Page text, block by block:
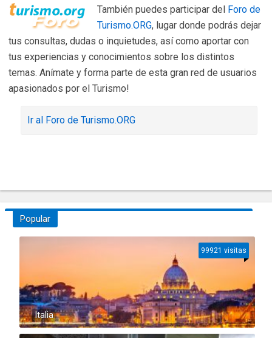
También puedes participar del Foro de
Turismo.ORG, lugar donde podrás dejar
tus consultas, dudas o inquietudes, así como aportar con
tus experiencias y conocimientos sobre los distintos
temas. Anímate y forma parte de esta gran red de usuarios
apasionados por el Turismo!
Ir al Foro de Turismo.ORG
Popular
Italia
99921 visitas